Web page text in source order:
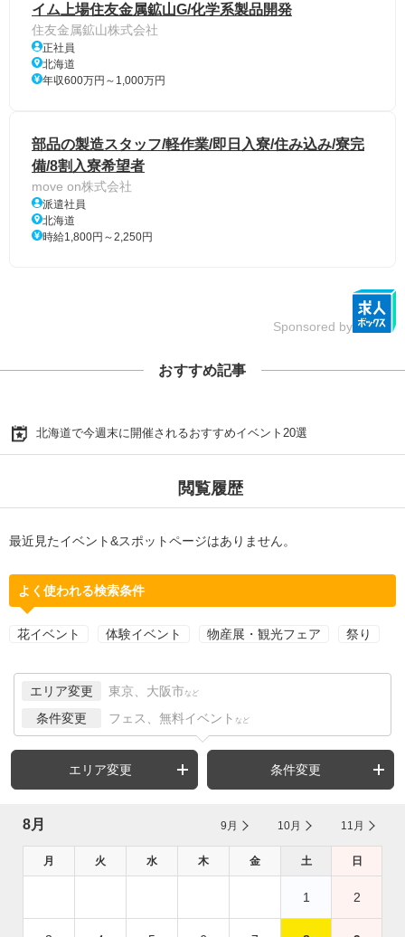
イム上場住友金属鉱山G/化学系製品開発
住友金属鉱山株式会社
正社員
北海道
年収600万円～1,000万円
部品の製造スタッフ/軽作業/即日入寮/住み込み/寮完
備/8割入寮希望者
move on株式会社
派遣社員
北海道
時給1,800円～2,250円
Sponsored by
おすすめ記事
北海道で今週末に開催されるおすすめイベント20選
閲覧履歴
最近見たイベント&スポットページはありません。
よく使われる検索条件
花イベント 体験イベント 物産展・観光フェア 祭り
エリア変更 東京、大阪市 など
条件変更 フェス、無料イベント など
エリア変更 条件変更
8月 9月 10月 11月
月 火 水 木 金 土 日
1 2